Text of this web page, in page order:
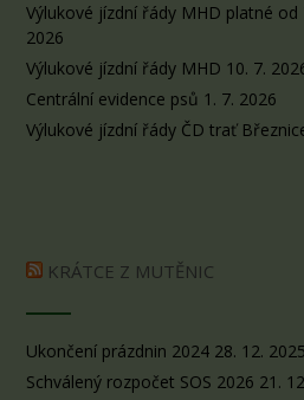
Výlukové jízdní řády MHD platné od
2026
Výlukové jízdní řády MHD 10. 7.
Centrální evidence psů 1. 7. 2026
Výlukové jízdní řády ČD trať
KRÁTCE Z MUTĚNIC
Ukončení prázdnin 2024 28. 12. 2025
Schválený rozpočet SOS 2026 21.